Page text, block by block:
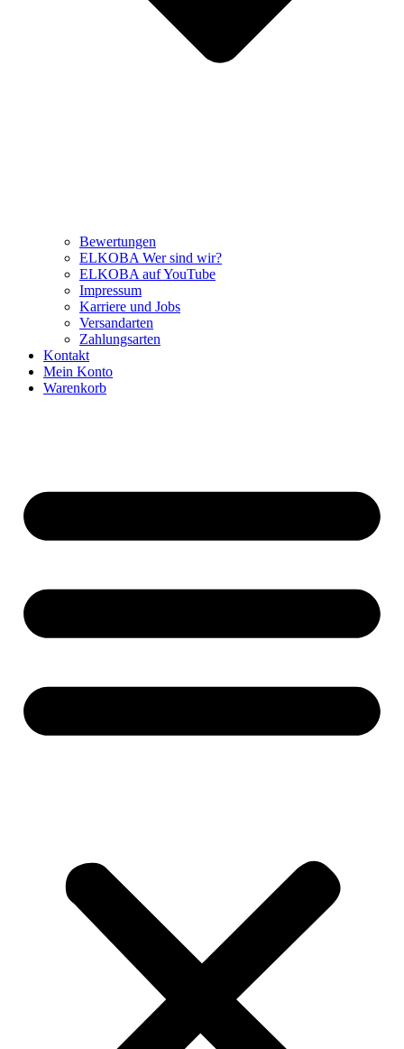
Bewertungen
ELKOBA Wer sind wir?
ELKOBA auf YouTube
Impressum
Karriere und Jobs
Versandarten
Zahlungsarten
Kontakt
Mein Konto
Warenkorb